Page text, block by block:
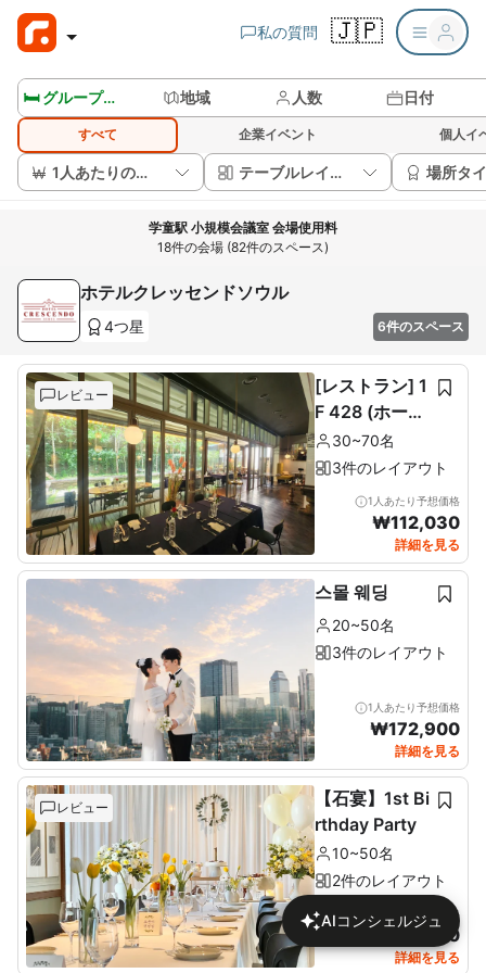
私の質問 🇯🇵
🛏️ グループルームを見る 地域 人数 日付
すべて 企業イベント 個人イ
1人あたりの価格 テーブルレイアウト 場所タ
学童駅 小規模会議室 会場使用料
18件の会場 (82件のスペース)
ホテルクレッセンドソウル
4つ星 6件のスペース
レビュー
[レストラン] 1
F 428 (ホール
60席+ルーム1
0席)
30~70名
3件のレイアウト
1人あたり予想価格
₩112,030
詳細を見る
스몰 웨딩
20~50名
3件のレイアウト
1人あたり予想価格
₩172,900
詳細を見る
レビュー
【石宴】1st Bi
rthday Party
10~50名
2件のレイアウト
1人あたり予想価格
137,680
詳細を見る
AIコンシェルジュ